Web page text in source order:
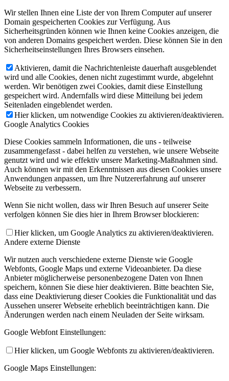
Wir stellen Ihnen eine Liste der von Ihrem Computer auf unserer
Domain gespeicherten Cookies zur Verfügung. Aus
Sicherheitsgründen können wie Ihnen keine Cookies anzeigen, die
von anderen Domains gespeichert werden. Diese können Sie in den
Sicherheitseinstellungen Ihres Browsers einsehen.
Aktivieren, damit die Nachrichtenleiste dauerhaft ausgeblendet
wird und alle Cookies, denen nicht zugestimmt wurde, abgelehnt
werden. Wir benötigen zwei Cookies, damit diese Einstellung
gespeichert wird. Andernfalls wird diese Mitteilung bei jedem
Seitenladen eingeblendet werden.
Hier klicken, um notwendige Cookies zu aktivieren/deaktivieren.
Google Analytics Cookies
Diese Cookies sammeln Informationen, die uns - teilweise
zusammengefasst - dabei helfen zu verstehen, wie unsere Webseite
genutzt wird und wie effektiv unsere Marketing-Maßnahmen sind.
Auch können wir mit den Erkenntnissen aus diesen Cookies unsere
Anwendungen anpassen, um Ihre Nutzererfahrung auf unserer
Webseite zu verbessern.
Wenn Sie nicht wollen, dass wir Ihren Besuch auf unserer Seite
verfolgen können Sie dies hier in Ihrem Browser blockieren:
Hier klicken, um Google Analytics zu aktivieren/deaktivieren.
Andere externe Dienste
Wir nutzen auch verschiedene externe Dienste wie Google
Webfonts, Google Maps und externe Videoanbieter. Da diese
Anbieter möglicherweise personenbezogene Daten von Ihnen
speichern, können Sie diese hier deaktivieren. Bitte beachten Sie,
dass eine Deaktivierung dieser Cookies die Funktionalität und das
Aussehen unserer Webseite erheblich beeinträchtigen kann. Die
Änderungen werden nach einem Neuladen der Seite wirksam.
Google Webfont Einstellungen:
Hier klicken, um Google Webfonts zu aktivieren/deaktivieren.
Google Maps Einstellungen: